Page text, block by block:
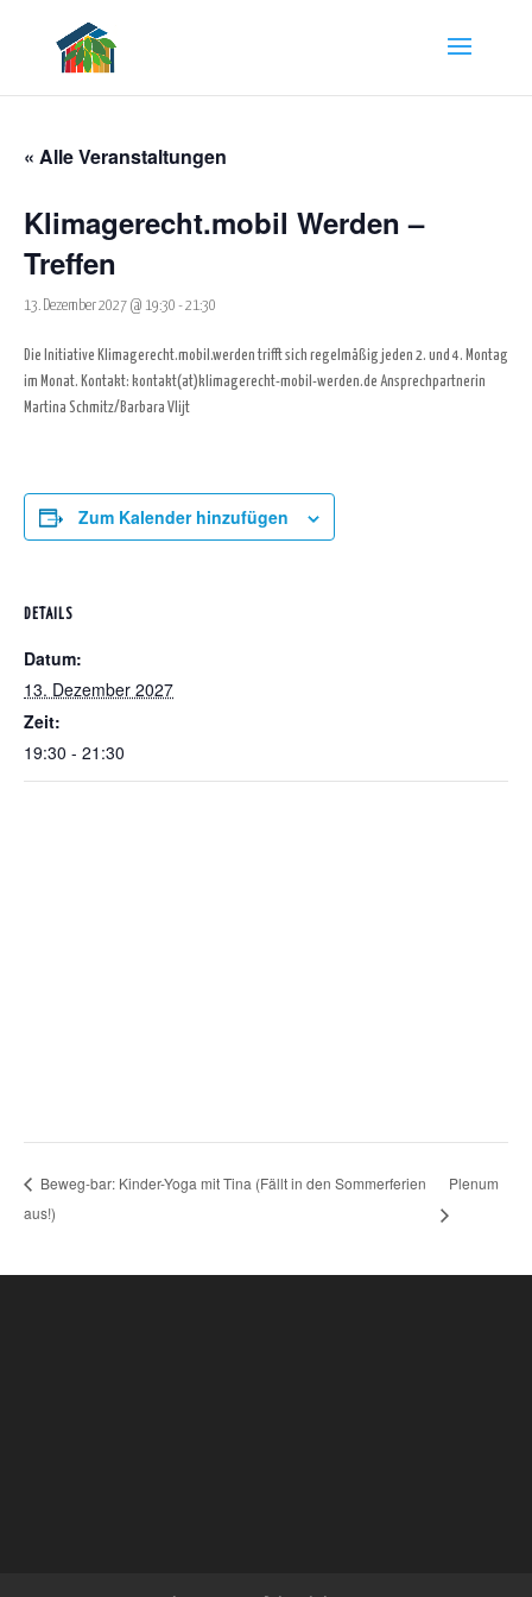
« Alle Veranstaltungen
Klimagerecht.mobil Werden –
Treffen
13. Dezember 2027 @ 19:30 -21:30
Die Initiative Klimagerecht.mobil.werden trifft sich regelmäßig jeden 2. und 4. Montag
im Monat. Kontakt: kontakt(at)klimagerecht-mobil-werden.de Ansprechpartnerin
Martina Schmitz/Barbara Vlijt
Zum Kalender hinzufügen
DETAILS
Datum:
13. Dezember 2027
Zeit:
19:30 - 21:30
Beweg-bar: Kinder-Yoga mit Tina (Fällt in den Sommerferien
aus!)
Plenum